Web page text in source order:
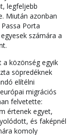
legfeljebb
Miután azonban
Porta
számára a
a közönség egyik
söpredéknek
elítélni
migrációs
felvetette:
értenek egyet,
és faképnél
komoly